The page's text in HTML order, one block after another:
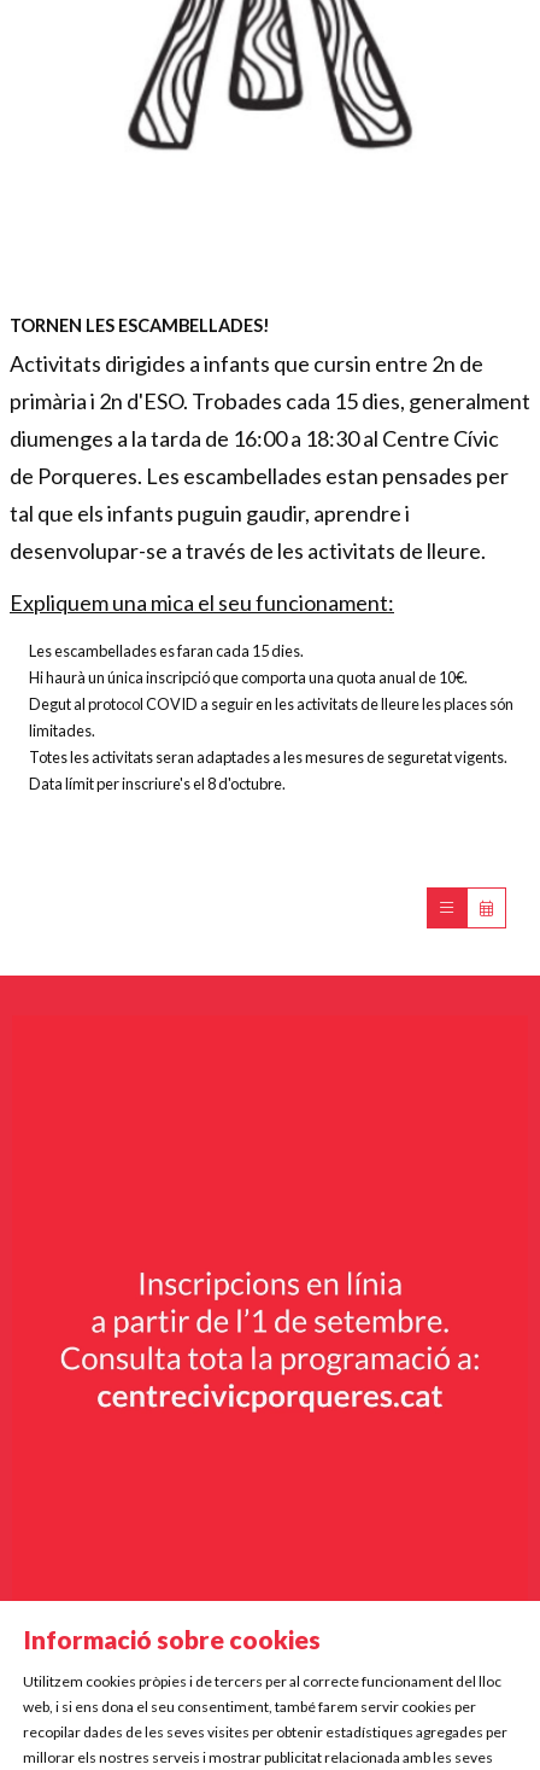
TORNEN LES ESCAMBELLADES!
Activitats dirigides a infants que cursin entre 2n de
primària i 2n d'ESO. Trobades cada 15 dies, generalment
diumenges a la tarda de 16:00 a 18:30 al Centre Cívic
de Porqueres. Les escambellades estan pensades per
tal que els infants puguin gaudir, aprendre i
desenvolupar-se a través de les activitats de lleure.
Expliquem una mica el seu funcionament:
Les escambellades es faran cada 15 dies.
Hi haurà un única inscripció que comporta una quota anual de 10€.
Degut al protocol COVID a seguir en les activitats de lleure les places són
limitades.
Totes les activitats seran adaptades a les mesures de seguretat vigents.
Data límit per inscriure's el 8 d'octubre.
Diapositiva 2 de 9
Mercè Rodoreda, 5
17834 Porqueres
Informació sobre cookies
Utilitzem cookies pròpies i de tercers per al correcte funcionament del lloc
web, i si ens dona el seu consentiment, també farem servir cookies per
recopilar dades de les seves visites per obtenir estadístiques agregades per
millorar els nostres serveis i mostrar publicitat relacionada amb les seves